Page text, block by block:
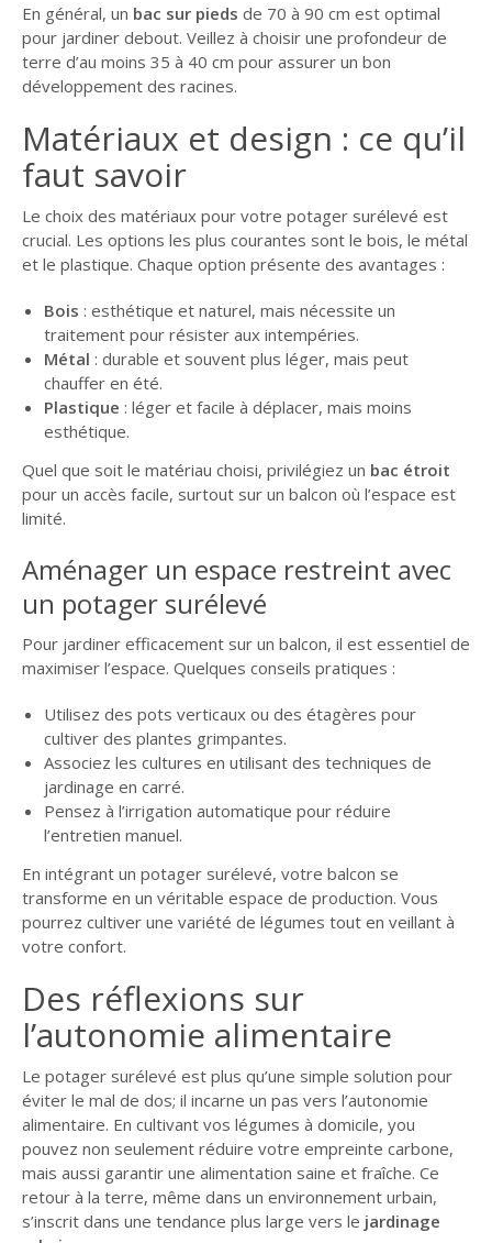
En général, un bac sur pieds de 70 à 90 cm est optimal
pour jardiner debout. Veillez à choisir une profondeur de
terre d’au moins 35 à 40 cm pour assurer un bon
développement des racines.
Matériaux et design : ce qu’il
faut savoir
Le choix des matériaux pour votre potager surélevé est
crucial. Les options les plus courantes sont le bois, le métal
et le plastique. Chaque option présente des avantages :
Bois : esthétique et naturel, mais nécessite un
traitement pour résister aux intempéries.
Métal : durable et souvent plus léger, mais peut
chauffer en été.
Plastique : léger et facile à déplacer, mais moins
esthétique.
Quel que soit le matériau choisi, privilégiez un bac étroit
pour un accès facile, surtout sur un balcon où l’espace est
limité.
Aménager un espace restreint avec
un potager surélevé
Pour jardiner efficacement sur un balcon, il est essentiel de
maximiser l’espace. Quelques conseils pratiques :
Utilisez des pots verticaux ou des étagères pour
cultiver des plantes grimpantes.
Associez les cultures en utilisant des techniques de
jardinage en carré.
Pensez à l’irrigation automatique pour réduire
l’entretien manuel.
En intégrant un potager surélevé, votre balcon se
transforme en un véritable espace de production. Vous
pourrez cultiver une variété de légumes tout en veillant à
votre confort.
Des réflexions sur
l’autonomie alimentaire
Le potager surélevé est plus qu’une simple solution pour
éviter le mal de dos; il incarne un pas vers l’autonomie
alimentaire. En cultivant vos légumes à domicile, you
pouvez non seulement réduire votre empreinte carbone,
mais aussi garantir une alimentation saine et fraîche. Ce
retour à la terre, même dans un environnement urbain,
s’inscrit dans une tendance plus large vers le jardinage